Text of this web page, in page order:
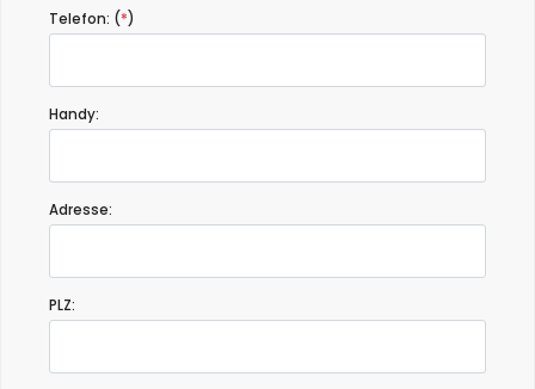
Telefon: (*)
Handy:
Adresse:
PLZ: